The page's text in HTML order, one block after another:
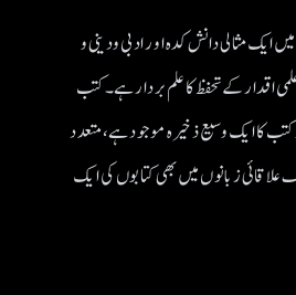
ایک مثالی دانش کدہ اور ادبی ودینی و
اقدار کے تحفظ کا علم بردار ہے۔کتب
کا ایک وسیع ذخیرہ موجود ہے، متعدد
علاقائی زبانوں میں بھی کتابوں کی ایک